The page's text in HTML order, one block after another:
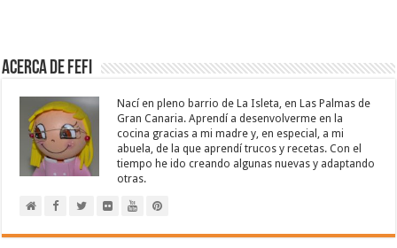
Acerca de Fefi
Nací en pleno barrio de La Isleta, en Las Palmas de
Gran Canaria. Aprendí a desenvolverme en la
cocina gracias a mi madre y, en especial, a mi
abuela, de la que aprendí trucos y recetas. Con el
tiempo he ido creando algunas nuevas y adaptando
otras.